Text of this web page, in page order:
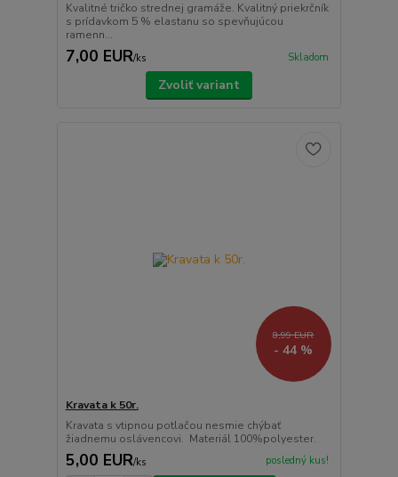
Kvalitné tričko strednej gramáže. Kvalitný priekrčník
s prídavkom 5 % elastanu so spevňujúcou
ramenn...
7,00 EUR/ks Skladom
Zvoliť variant
8,99 EUR
- 44 %
Kravata k 50r.
Kravata s vtipnou potlačou nesmie chýbať
žiadnemu oslávencovi. Materiál 100%polyester.
5,00 EUR/ks posledný kus!